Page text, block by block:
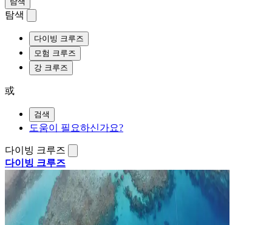
탐색
다이빙 크루즈
모험 크루즈
강 크루즈
或
검색
도움이 필요하신가요?
다이빙 크루즈
다이빙 크루즈